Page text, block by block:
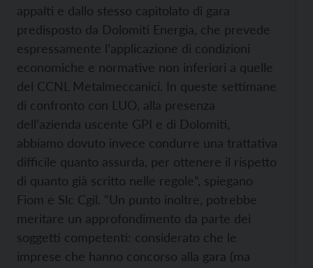
appalti e dallo stesso capitolato di gara
predisposto da Dolomiti Energia, che prevede
espressamente l’applicazione di condizioni
economiche e normative non inferiori a quelle
del CCNL Metalmeccanici. In queste settimane
di confronto con LUO, alla presenza
dell’azienda uscente GPI e di Dolomiti,
abbiamo dovuto invece condurre una trattativa
difficile quanto assurda, per ottenere il rispetto
di quanto già scritto nelle regole”, spiegano
Fiom e Slc Cgil. “Un punto inoltre, potrebbe
meritare un approfondimento da parte dei
soggetti competenti: considerato che le
imprese che hanno concorso alla gara (ma